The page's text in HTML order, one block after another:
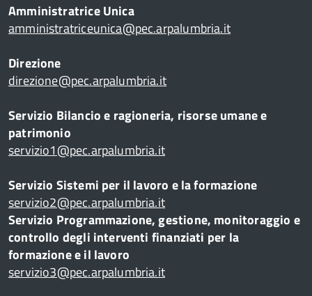
Amministratrice Unica
amministratriceunica@pec.arpalumbria.it
Direzione
direzione@pec.arpalumbria.it
Servizio Bilancio e ragioneria, risorse umane e
patrimonio
servizio1@pec.arpalumbria.it
Servizio Sistemi per il lavoro e la formazione
servizio2@pec.arpalumbria.it
Servizio Programmazione, gestione, monitoraggio e
controllo degli interventi finanziati per la
formazione e il lavoro
servizio3@pec.arpalumbria.it